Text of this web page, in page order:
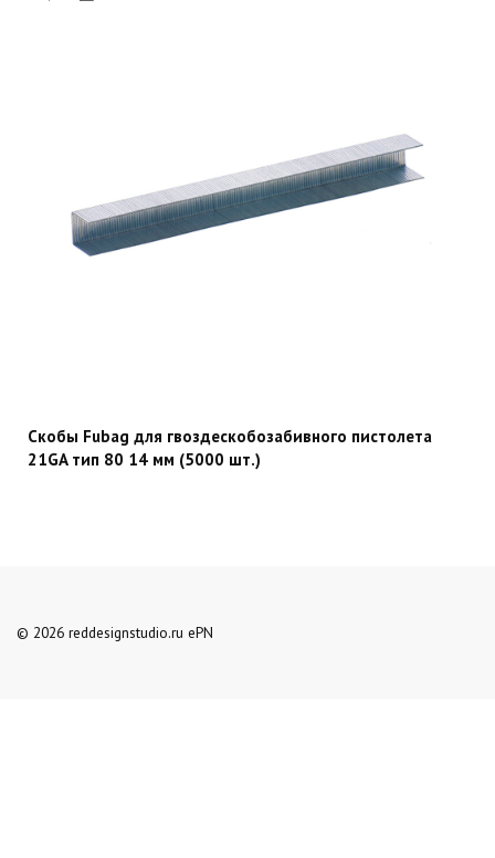
Скобы Fubag для гвоздескобозабивного пистолета
21GA тип 80 14 мм (5000 шт.)
© 2026 reddesignstudio.ru ePN